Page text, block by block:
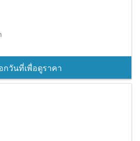
กวันที่เพื่อดูราคา